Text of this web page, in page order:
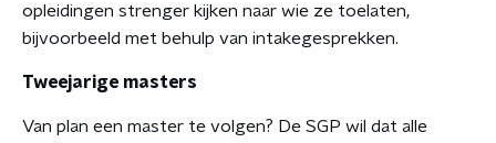
opleidingen strenger kijken naar wie ze toelaten,
bijvoorbeeld met behulp van intakegesprekken.
Tweejarige masters
Van plan een master te volgen? De SGP wil dat alle